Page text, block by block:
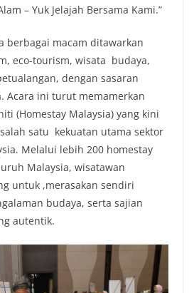
– Yuk Jelajah Bersama Kami.”
berbagai macam ditawarkan
eco-tourism, wisata budaya,
dengan sasaran
Acara ini turut memamerkan
(Homestay Malaysia) yang kini
satu kekuatan utama sektor
Melalui lebih 200 homestay
Malaysia, wisatawan
untuk ,merasakan sendiri
budaya, serta sajian
autentik.